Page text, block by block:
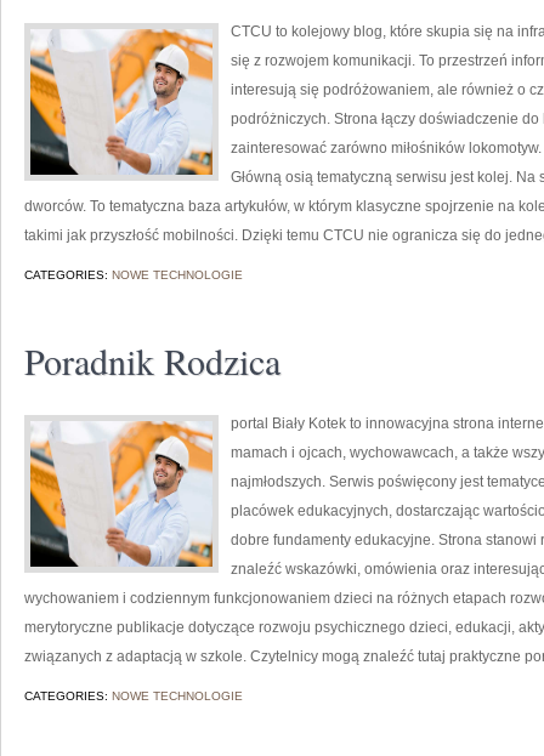
CTCU to kolejowy blog, które skupia się na
się z rozwojem komunikacji. To przestrzeń
interesują się podróżowaniem, ale również o
podróżniczych. Strona łączy doświadczenie
zainteresować zarówno miłośników
Główną osią tematyczną serwisu jest kolej.
dworców. To tematyczna baza artykułów, w którym klasyczne spojrzenie na
takimi jak przyszłość mobilności. Dzięki temu CTCU nie ogranicza się do
CATEGORIES: NOWE TECHNOLOGIE
Poradnik Rodzica
portal Biały Kotek to innowacyjna strona
mamach i ojcach, wychowawcach, a także
najmłodszych. Serwis poświęcony jest
placówek edukacyjnych, dostarczając
dobre fundamenty edukacyjne. Strona stanowi
znaleźć wskazówki, omówienia oraz
wychowaniem i codziennym funkcjonowaniem dzieci na różnych etapach
merytoryczne publikacje dotyczące rozwoju psychicznego dzieci, edukacji,
związanych z adaptacją w szkole. Czytelnicy mogą znaleźć tutaj praktyczne
CATEGORIES: NOWE TECHNOLOGIE